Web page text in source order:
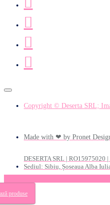
Copyright © Deserta SRL;
Made with ❤ by Pronet
DESERTA SRL | RO15975020
Sediul: Sibiu, Șoseaua Alba
produse